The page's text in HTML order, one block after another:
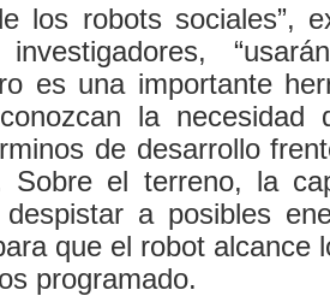
los robots sociales”,
es una importante
la necesidad
de desarrollo
Sobre el terreno, la
a posibles
que el robot alcance
programado.